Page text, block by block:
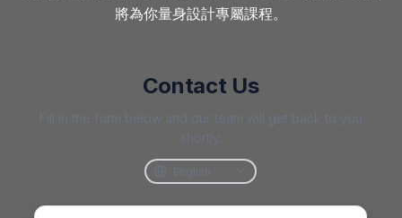
將為你量身設計專屬課程。